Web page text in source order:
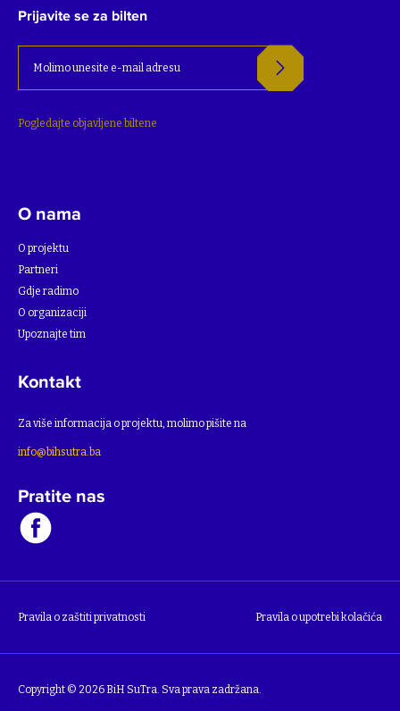
Prijavite se za bilten
Pogledajte objavljene biltene
O nama
O projektu
Partneri
Gdje radimo
O organizaciji
Upoznajte tim
Kontakt
Za više informacija o projektu, molimo pišite na
info@bihsutra.ba
Pratite nas
Pravila o zaštiti privatnosti Pravila o upotrebi kolačića
Copyright © 2026 BiH SuTra. Sva prava zadržana.